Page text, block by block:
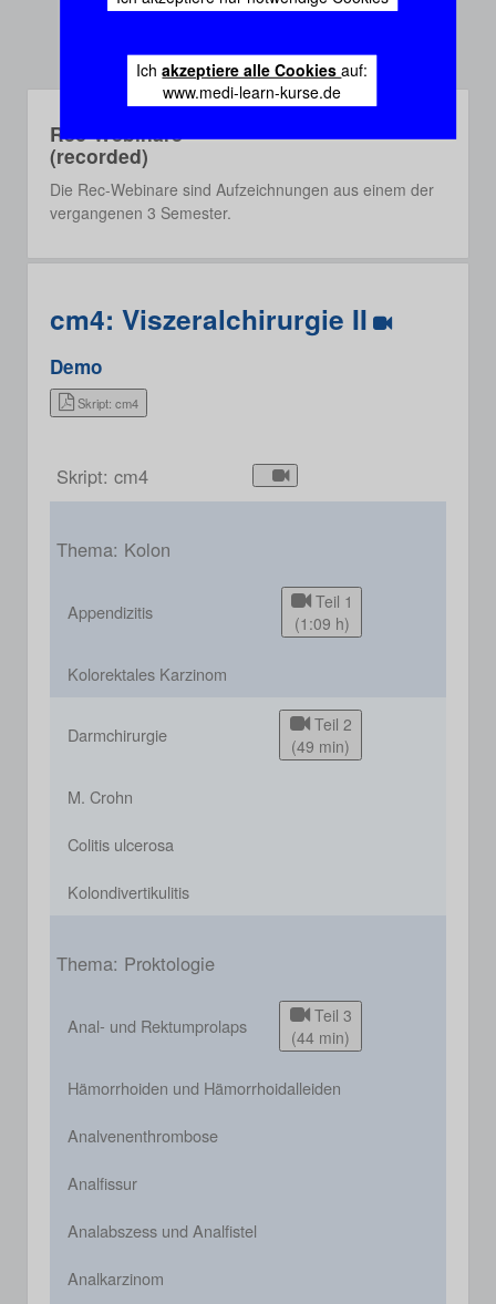
Ichakzeptiere alle Cookiesauf:
www.medi-learn-kurse.de
Rec-Webinare
(recorded)
Die Rec-Webinare sind Aufzeichnungen aus einem der
vergangenen 3 Semester.
cm4: Viszeralchirurgie II
Demo
Skript: cm4
Skript: cm4
Thema: Kolon
Appendizitis
Teil 1
(1:09 h)
Kolorektales Karzinom
Darmchirurgie
Teil 2
(49 min)
M. Crohn
Colitis ulcerosa
Kolondivertikulitis
Thema: Proktologie
Anal- und Rektumprolaps
Teil 3
(44 min)
Hämorrhoiden und Hämorrhoidalleiden
Analvenenthrombose
Analfissur
Analabszess und Analfistel
Analkarzinom